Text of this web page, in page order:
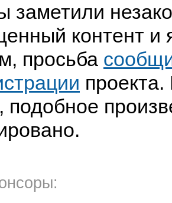
заметили
контент и
просьба
подобное